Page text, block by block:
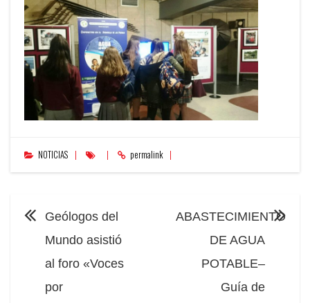
NOTICIAS permalink
NAVEGACIÓN
Geólogos del
Mundo asistió
al foro «Voces
por
ABASTECIMIENTO
DE AGUA
POTABLE–
Guía de